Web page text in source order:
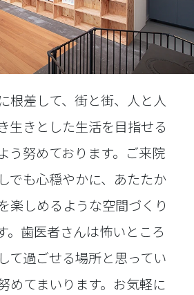
根差して、街と街、人と人
生きとした生活を目指せる
う努めております。ご来院
でも心穏やかに、あたたか
楽しめるような空間づくり
。歯医者さんは怖いところ
て過ごせる場所と思ってい
めてまいります。お気軽に